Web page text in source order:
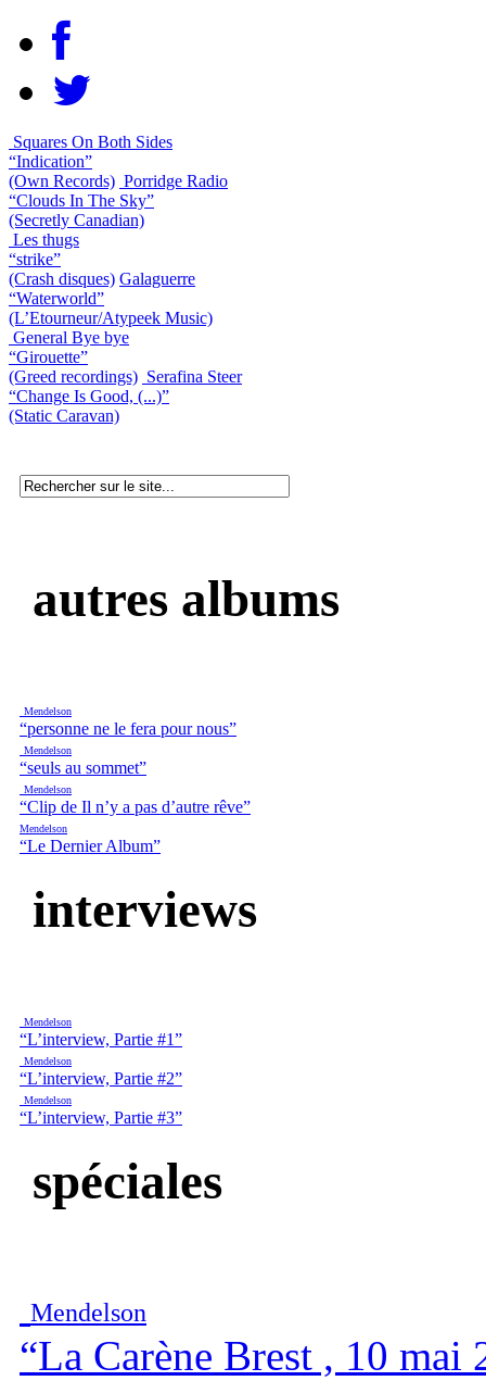
Squares On Both Sides
“Indication”
(Own Records) Porridge Radio
“Clouds In The Sky”
(Secretly Canadian)
Les thugs
“strike”
(Crash disques) Galaguerre
“Waterworld”
(L’Etourneur/Atypeek Music)
General Bye bye
“Girouette”
(Greed recordings) Serafina Steer
“Change Is Good, (...)”
(Static Caravan)
autres albums
Mendelson
“personne ne le fera pour nous”
Mendelson
“seuls au sommet”
Mendelson
“Clip de Il n’y a pas d’autre rêve”
Mendelson
“Le Dernier Album”
interviews
Mendelson
“L’interview, Partie #1”
Mendelson
“L’interview, Partie #2”
Mendelson
“L’interview, Partie #3”
spéciales
Mendelson
“La Carène Brest , 10 mai